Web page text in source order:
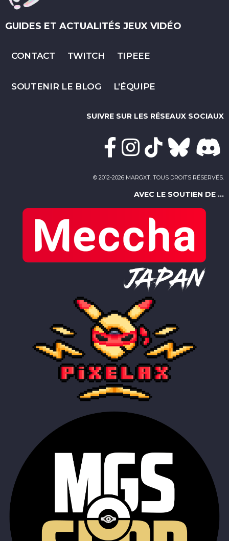
GUIDES ET ACTUALITÉS JEUX VIDÉO
CONTACT TWITCH TIPEEE
SOUTENIR LE BLOG L’ÉQUIPE
SUIVRE SUR LES RÉSEAUX SOCIAUX
© 2012-2026 MARGXT. TOUS DROITS RÉSERVÉS.
AVEC LE SOUTIEN DE ...